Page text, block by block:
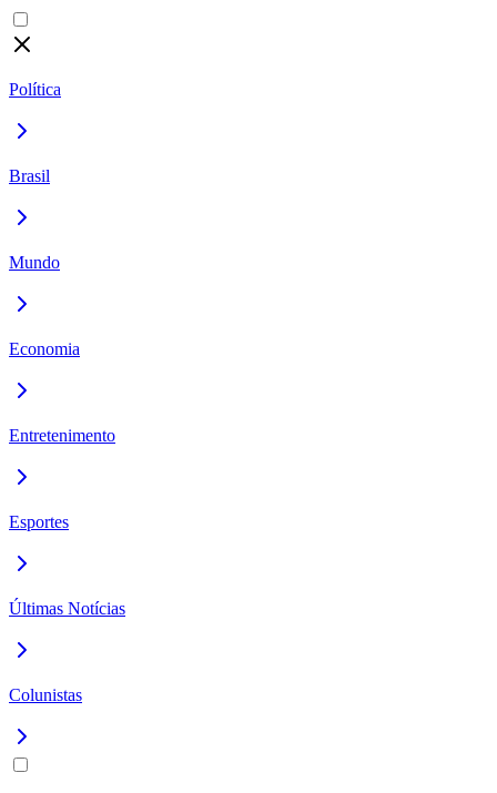
Política
Brasil
Mundo
Economia
Entretenimento
Esportes
Últimas Notícias
Colunistas